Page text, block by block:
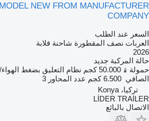
NEW FROM MANUFACTURER
COMPANY
السعر عند الطلب
العربات نصف المقطورة شاحنة قلابة
2026
حالة المركبة جديد
حمولة
50.000 كجم نظام التعليق بضغط
الصافي 6.500 كجم عدد المحاور 3
تركيا، Konya
LİDER TRAİLER
الاتصال بالبائع